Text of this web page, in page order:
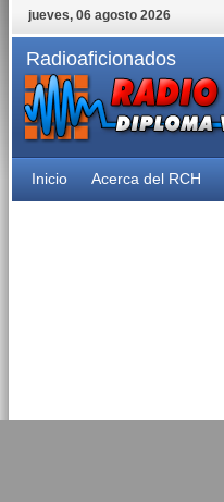
jueves, 06 agosto 2026
Radioaficionados
Inicio Acerca del RCH